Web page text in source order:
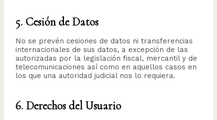
5. Cesión de Datos
No se prevén cesiones de datos ni transferencias
internacionales de sus datos, a excepción de las
autorizadas por la legislación fiscal, mercantil y de
telecomunicaciones así como en aquellos casos en
los que una autoridad judicial nos lo requiera.
6. Derechos del Usuario